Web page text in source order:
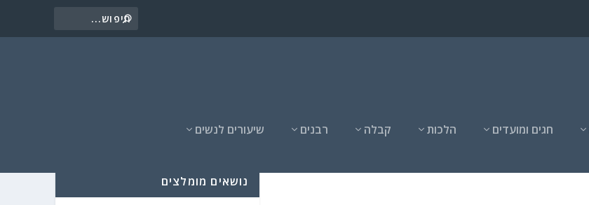
חגים ומועדים הלכות קבלה רבנים שיעורים לנשים
נושאים מומלצים